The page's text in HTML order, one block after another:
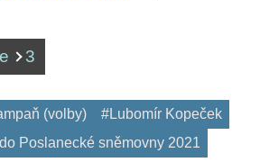
3
(volby)
#Lubomír Kopeček
Poslanecké sněmovny 2021